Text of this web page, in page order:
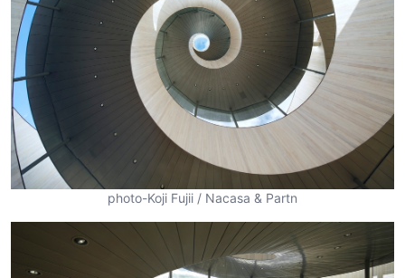
photo-Koji Fujii / Nacasa & Partn